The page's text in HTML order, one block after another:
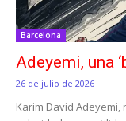
Barcelona
Adeyemi, una
26 de julio de 2026
Karim David